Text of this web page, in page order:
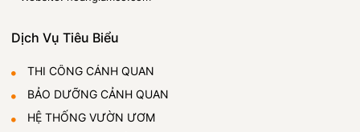
Dịch Vụ Tiêu Biểu
THI CÔNG CẢNH QUAN
BẢO DƯỠNG CẢNH QUAN
HỆ THỐNG VƯỜN ƯƠM